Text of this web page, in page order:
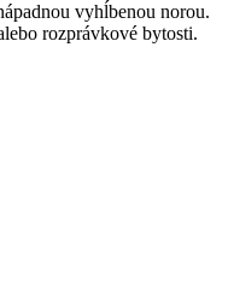
vyhĺbenou norou.
rozprávkové bytosti.